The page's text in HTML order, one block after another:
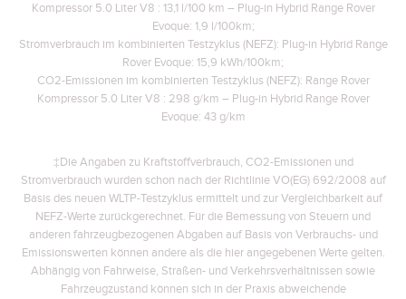
Kompressor 5.0 Liter V8 : 13,1 l/100 km – Plug-in Hybrid Range Rover
Evoque: 1,9 l/100km;
Stromverbrauch im kombinierten Testzyklus (NEFZ): Plug-in Hybrid Range
Rover Evoque: 15,9 kWh/100km;
CO2-Emissionen im kombinierten Testzyklus (NEFZ): Range Rover
Kompressor 5.0 Liter V8 : 298 g/km – Plug-in Hybrid Range Rover
Evoque: 43 g/km
‡Die Angaben zu Kraftstoffverbrauch, CO2-Emissionen und
Stromverbrauch wurden schon nach der Richtlinie VO(EG) 692/2008 auf
Basis des neuen WLTP-Testzyklus ermittelt und zur Vergleichbarkeit auf
NEFZ-Werte zurückgerechnet. Für die Bemessung von Steuern und
anderen fahrzeugbezogenen Abgaben auf Basis von Verbrauchs- und
Emissionswerten können andere als die hier angegebenen Werte gelten.
Abhängig von Fahrweise, Straßen- und Verkehrsverhältnissen sowie
Fahrzeugzustand können sich in der Praxis abweichende